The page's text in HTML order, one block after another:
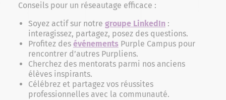
Conseils pour un réseautage efficace :
Soyez actif sur notre groupe LinkedIn :
interagissez, partagez, posez des questions.
Profitez des événements Purple Campus pour
rencontrer d’autres Purpliens.
Cherchez des mentorats parmi nos anciens
élèves inspirants.
Célébrez et partagez vos réussites
professionnelles avec la communauté.